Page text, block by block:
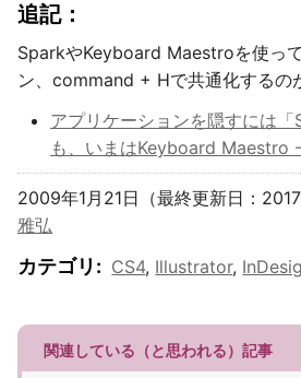
追記：
SparkやKeyboard Maestroを使っ
ン、command + Hで共通化するの
アプリケーションを隠すには
も、いまはKeyboard Maestro
2009年1月21日（最終更新日：
雅弘
カテゴリ : CS4, Illustrator,
関連している（と思われる）記事